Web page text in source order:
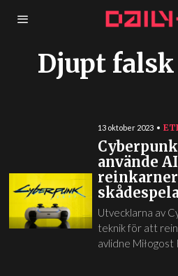
Djupt falsk
13 oktober 2023
använde
Utvecklarna av
teknik för att
avlidne Miłogost